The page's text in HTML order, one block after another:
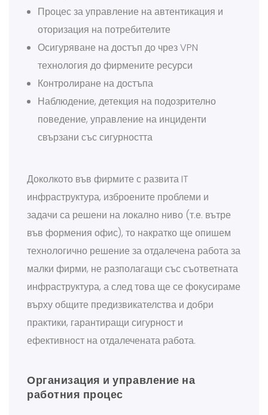
Процес за управление на автентикация и
оторизация на потребителите
Осигуряване на достъп до чрез VPN
технология до фирмените ресурси
Контролиране на достъпа
Наблюдение, детекция на подозрително
поведение, управление на инциденти
свързани със сигурността
Доколкото във фирмите с развита IT
инфраструктура, изброените проблеми и
задачи са решени на локално ниво (т.е. вътре
във формения офис), то накратко ще опишем
технологично решение за отдалечена работа за
малки фирми, не разполагащи със съответната
инфраструктура, а след това ще се фокусираме
върху общите предизвикателства и добри
практики, гарантиращи сигурност и
ефективност на отдалечената работа.
Организация и управление на
работния процес